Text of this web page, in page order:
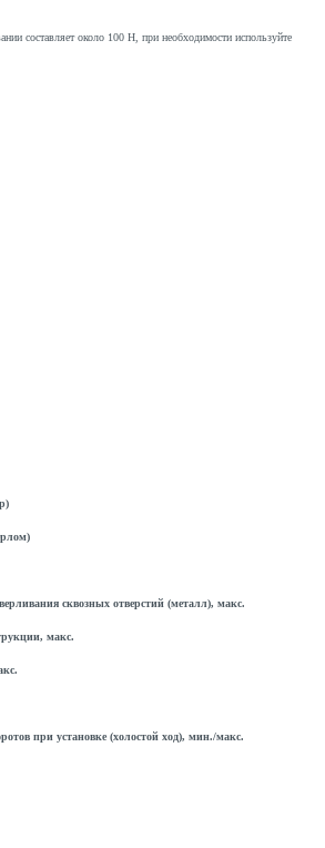
составляет около 100 Н, при необходимости используйте
сквозных отверстий (металл), макс.
макс.
при установке (холостой ход), мин./макс.